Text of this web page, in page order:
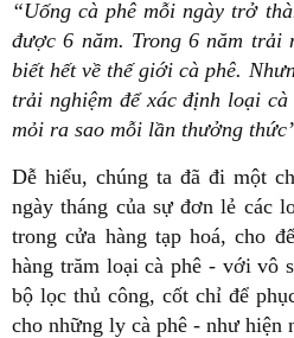
“Uống cà phê mỗi ngày trở
được 6 năm. Trong 6 năm trải
biết hết về thế giới cà phê.
trải nghiệm để xác định loại
mỏi ra sao mỗi lần thưởng
Dễ hiểu, chúng ta đã đi một
ngày tháng của sự đơn lẻ các
trong cửa hàng tạp hoá, cho
hàng trăm loại cà phê - với vô
bộ lọc thủ công, cốt chỉ để
cho những ly cà phê - như hiện